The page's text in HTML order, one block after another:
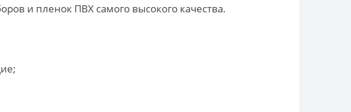
и пленок ПВХ самого высокого качества.